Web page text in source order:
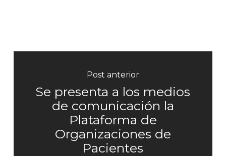
Post anterior
Se presenta a los medios
de comunicación la
Plataforma de
Organizaciones de
Pacientes